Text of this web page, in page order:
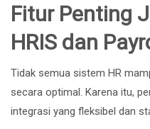
Fitur Penting
HRIS dan
Tidak semua sistem HR
secara optimal. Karena itu,
integrasi yang fleksibel dan